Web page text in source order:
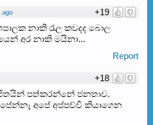
+19
ago
නාකි රැල කවදද බොල
අර නාකි මයිනා...
Report
+18
පත්කරන්නේ ජනතාව.
අපේ අප්පච්චී කියාගෙන